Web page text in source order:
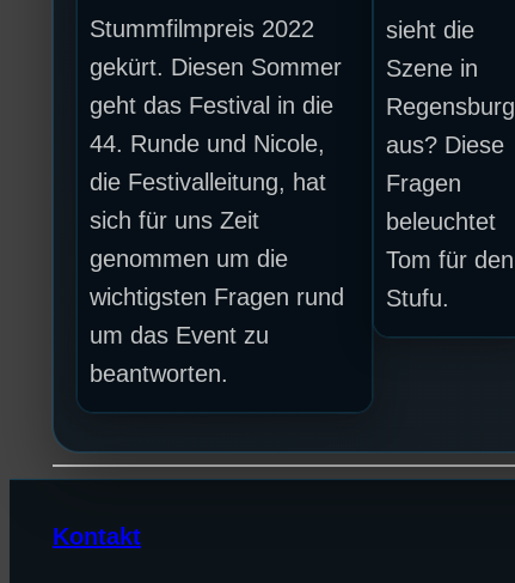
Stummfilmpreis 2022
gekürt. Diesen Sommer
geht das Festival in die
44. Runde und Nicole,
die Festivalleitung, hat
sich für uns Zeit
genommen um die
wichtigsten Fragen rund
um das Event zu
beantworten.
sieht die
Szene in
Regensburg
aus? Diese
Fragen
beleuchtet
Tom für den
Stufu.
Kontakt